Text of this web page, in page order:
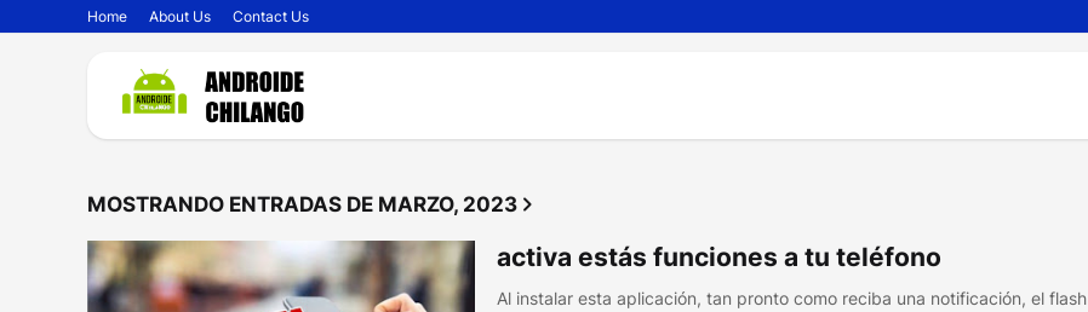
Home About Us Contact Us
MOSTRANDO ENTRADAS DE MARZO, 2023
activa estás funciones a tu teléfono
Al instalar esta aplicación, tan pronto como reciba una notificación, el flash